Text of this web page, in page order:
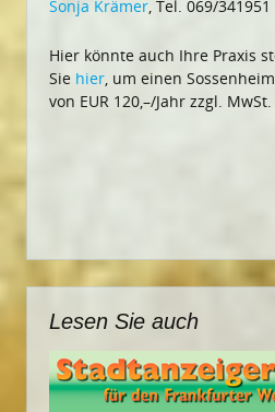
Sonja Krämer, Tel. 069/341951
Hier könnte auch Ihre Praxis
Sie hier, um einen
von EUR 120,–/Jahr zzgl.
Lesen Sie auch